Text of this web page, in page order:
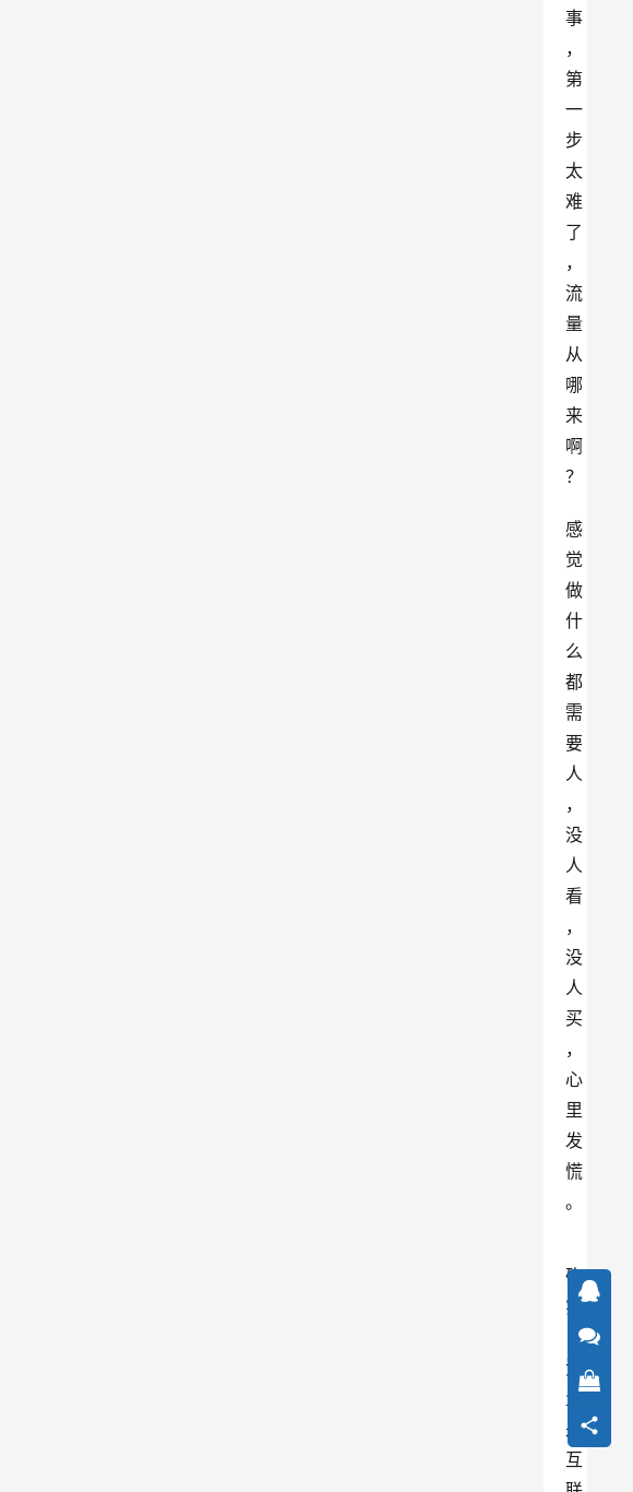
事
，
第
一
步
太
难
了
，
流
量
从
哪
来
啊
？
感
觉
做
什
么
都
需
要
人
，
没
人
看
，
没
人
买
，
心
里
发
慌
。
确
实
，
流
量
是
互